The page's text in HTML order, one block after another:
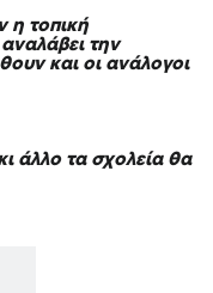
η τοπική
την
και οι ανάλογοι
άλλο τα σχολεία θα